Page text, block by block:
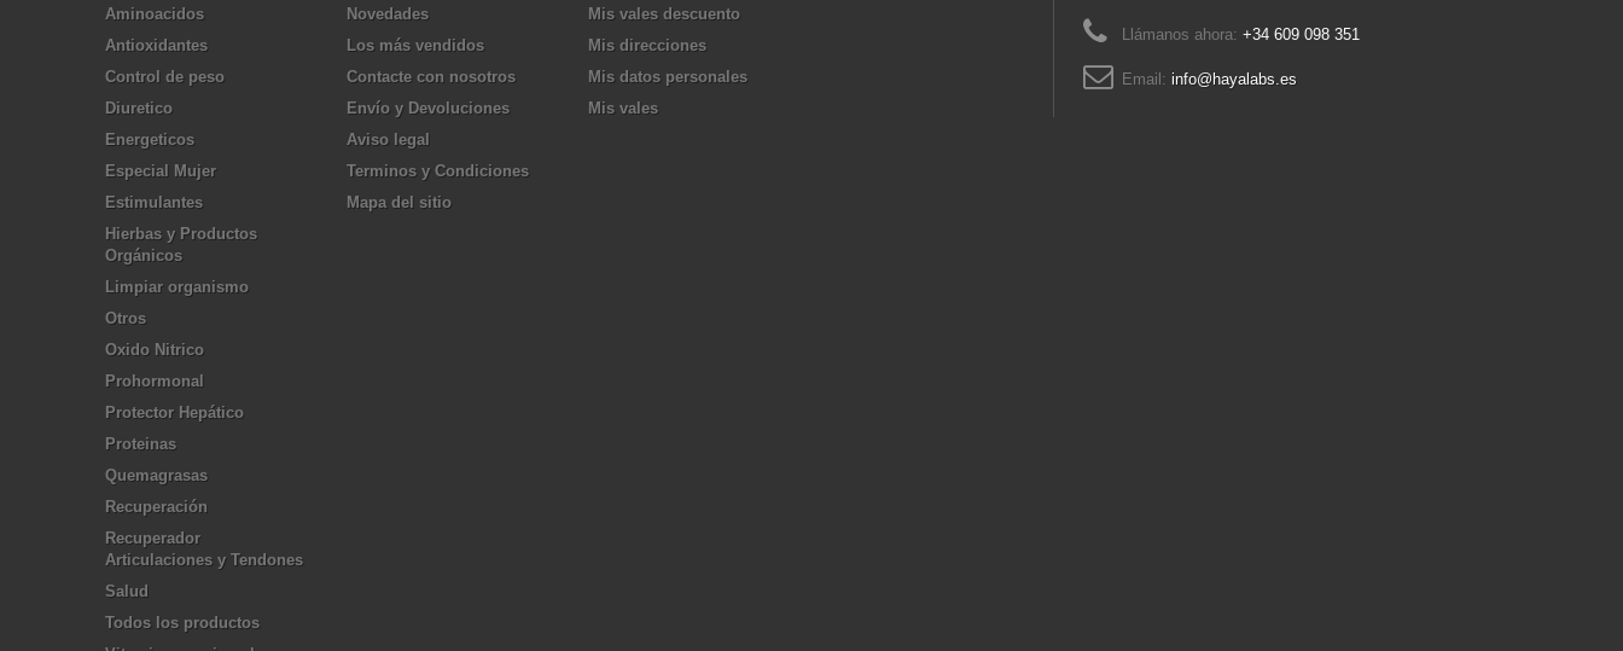
Aminoacidos
Antioxidantes
Control de peso
Diuretico
Energeticos
Especial Mujer
Estimulantes
Hierbas y Productos
Orgánicos
Limpiar organismo
Otros
Oxido Nitrico
Prohormonal
Protector Hepático
Proteinas
Quemagrasas
Recuperación
Recuperador
Articulaciones y Tendones
Salud
Todos los productos
Novedades
Los más vendidos
Contacte con nosotros
Envío y Devoluciones
Aviso legal
Terminos y Condiciones
Mapa del sitio
Mis vales descuento
Mis direcciones
Mis datos personales
Mis vales
Llámanos ahora: +34 609 098 351
Email: info@hayalabs.es